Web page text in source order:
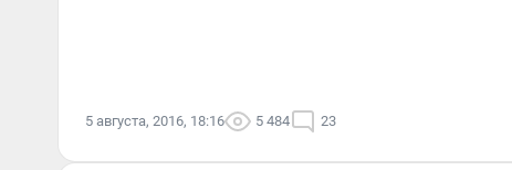
5 августа, 2016, 18:16 5 484 23